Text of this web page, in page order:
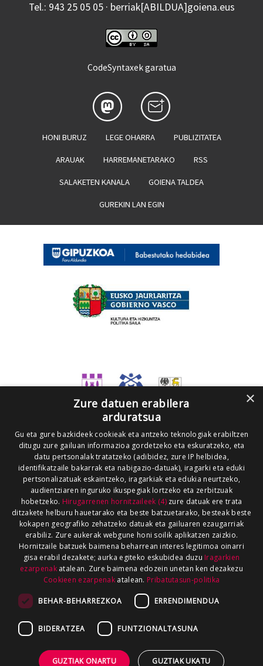
Tel.: 943 25 05 05 · berriak[ABILDUA]goiena.eus
CodeSyntaxek garatua
HONI BURUZ LEGE OHARRA PUBLIZITATEA
ARAUAK HARREMANETARAKO RSS
SALAKETEN KANALA GOIENA TALDEA
GUREKIN LAN EGIN
×
Zure datuen erabilera
arduratsua
Gu eta gure bazkideek cookieak eta antzeko teknologiak erabiltzen
ditugu zure gailuan informazioa gordetzeko eta eskuratzeko, eta
datu pertsonalak tratatzeko (adibidez, zure IP helbidea,
identifikatzaile bakarrak eta nabigazio-datuak), iragarki eta eduki
pertsonalizatuak eskaintzeko, iragarkiak eta edukia neurtzeko,
audientziaren inguruko ikuspegiak lortzeko eta zerbitzuak
hobetzeko. Hirugarrenen hornitzaileek (4)zure datuak ere trata
ditzakete helburu hauetarako eta beste batzuetarako, besteak beste
kokapen geografiko zehatzeko datuak eta gailuaren ezaugarriak
erabiliz. Zure aukerak webgune honi soilik aplikatzen zaizkio.
Hornitzaile batzuek baimena beharrean interes legitimoa oinarri
gisa erabil dezakete; aurka egiteko eskubidea duzu Iragarkien
ezarpenakatalean. Zure baimena edozein unetan ken dezakezu
Cookieen ezarpenak atalean. Pribatutasun-politika
BEHAR-BEHARREZKOA ERRENDIMENDUA
BIDERATZEA FUNTZIONALTASUNA
GUZTIAK ONARTU GUZTIAK UKATU